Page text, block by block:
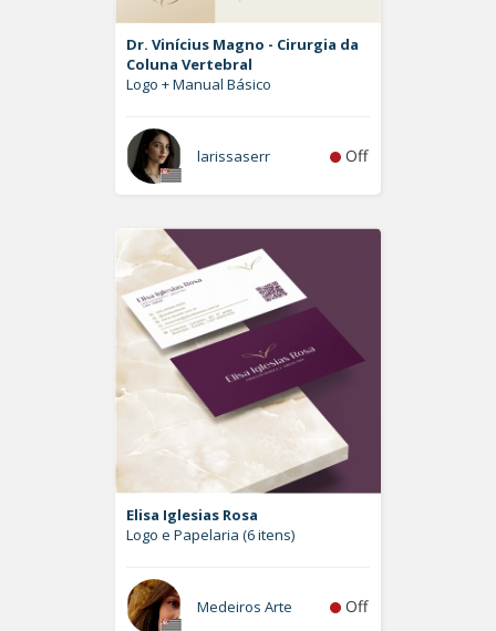
Dr. Vinícius Magno - Cirurgia da
Coluna Vertebral
Logo + Manual Básico
larissaserr Off
Elisa Iglesias Rosa
Logo e Papelaria (6 itens)
Medeiros Arte Off